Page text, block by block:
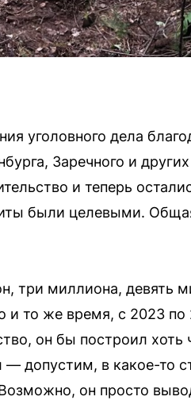
уголовного дела
Заречного и
и теперь
были целевыми.
три миллиона, девять
и то же время, с 2023 по
он бы построил хоть
допустим, в какое-то
он просто